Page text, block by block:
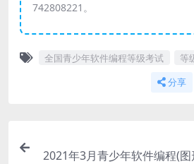
742808221。
全国青少年软件编程等级考试 等
分享
2021年3月青少年软件编程(